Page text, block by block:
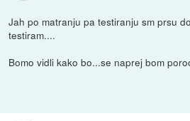
Jah po matranju pa testiranju sm prsu
testiram....
Bomo vidli kako bo...se naprej bom